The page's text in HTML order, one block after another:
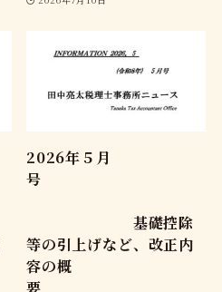
2026年５月
号
基礎控除
等の引上げなど、改正内
容の概